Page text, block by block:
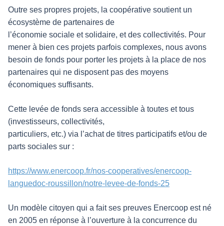
Outre ses propres projets, la coopérative soutient un
écosystème de partenaires de
l’économie sociale et solidaire, et des collectivités. Pour
mener à bien ces projets parfois complexes, nous avons
besoin de fonds pour porter les projets à la place de nos
partenaires qui ne disposent pas des moyens
économiques suffisants.
Cette levée de fonds sera accessible à toutes et tous
(investisseurs, collectivités,
particuliers, etc.) via l’achat de titres participatifs et/ou de
parts sociales sur :
https://www.enercoop.fr/nos-cooperatives/enercoop-
languedoc-roussillon/notre-levee-de-fonds-25
Un modèle citoyen qui a fait ses preuves Enercoop est né
en 2005 en réponse à l’ouverture à la concurrence du